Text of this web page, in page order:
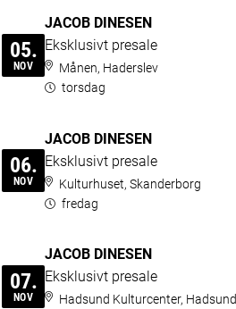
05.
NOV
JACOB DINESEN
Eksklusivt presale
Månen, Haderslev
torsdag
06.
NOV
JACOB DINESEN
Eksklusivt presale
Kulturhuset, Skanderborg
fredag
07.
NOV
JACOB DINESEN
Eksklusivt presale
Hadsund Kulturcenter, Hadsund